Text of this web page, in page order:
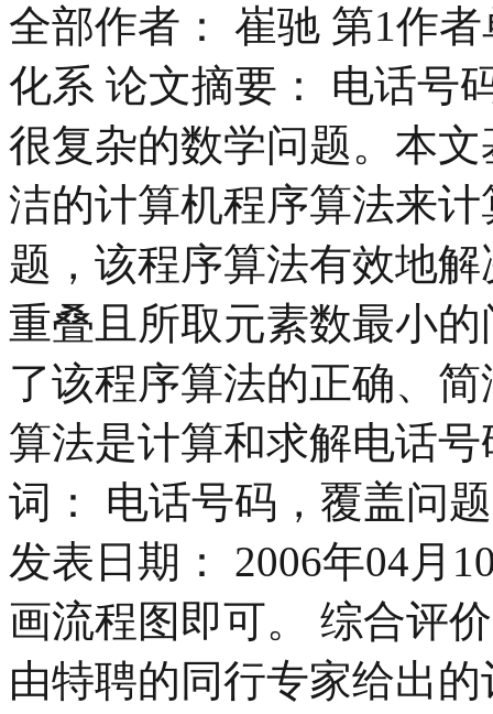
全部作者： 崔驰 第1作
化系 论文摘要： 电话号
很复杂的数学问题。本
洁的计算机程序算法来
题，该程序算法有效地
重叠且所取元素数最小
了该程序算法的正确、
算法是计算和求解电话
词： 电话号码，覆盖问
发表日期： 2006年04月
画流程图即可。 综合评
由特聘的同行专家给出